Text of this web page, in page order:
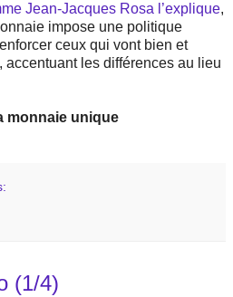
Jean-Jacques Rosa l’explique,
impose une politique
ceux qui vont bien et
accentuant les différences au lieu
monnaie unique
(1/4)